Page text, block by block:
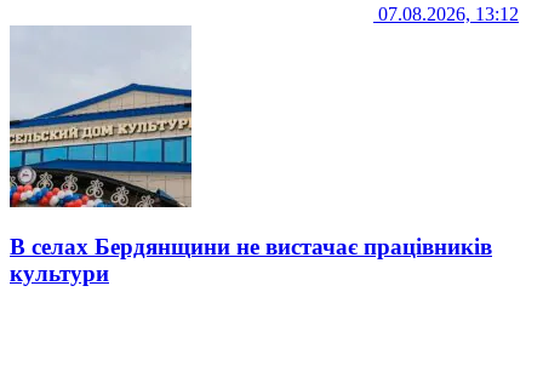
07.08.2026, 13:12
В селах Бердянщини не вистачає працівників
культури